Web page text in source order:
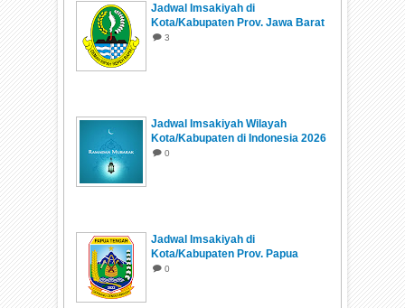
Jadwal Imsakiyah di
Kota/Kabupaten Prov. Jawa Barat
Ramadhan 1447 H/2026
3
Jadwal Imsakiyah Wilayah
Kota/Kabupaten di Indonesia 2026
0
Jadwal Imsakiyah di
Kota/Kabupaten Prov. Papua
Tengah Ramadhan 1447 H/2026
0